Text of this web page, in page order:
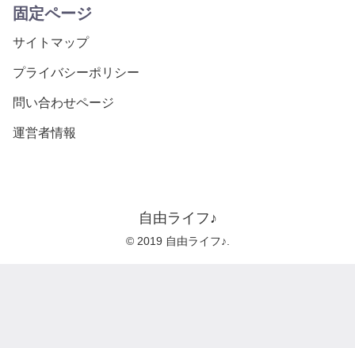
固定ページ
サイトマップ
プライバシーポリシー
問い合わせページ
運営者情報
自由ライフ♪
© 2019 自由ライフ♪.